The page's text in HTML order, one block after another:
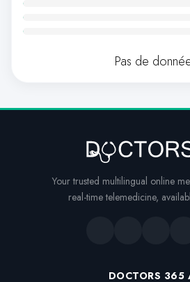
Pas de
Your trusted multilingual online
real-time telemedicine,
DOCTORS 365